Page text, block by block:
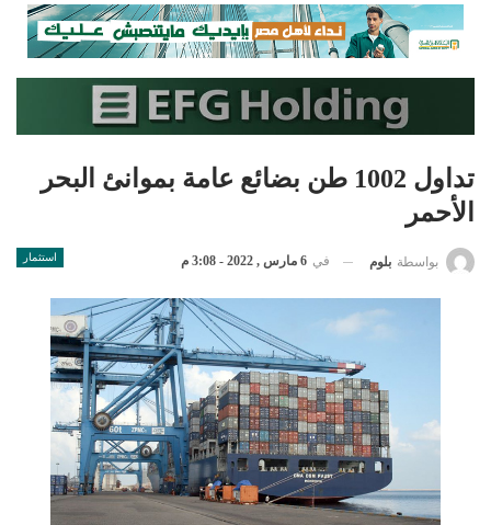
تداول 1002 طن بضائع عامة بموانئ البحر
الأحمر
استثمار بواسطة بلوم في 6 مارس , 2022 - 3:08 م